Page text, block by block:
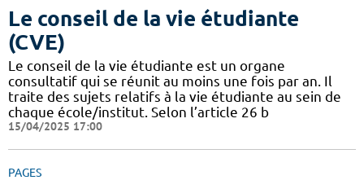
Le conseil de la vie étudiante
(CVE)
Le conseil de la vie étudiante est un organe
consultatif qui se réunit au moins une fois par an. Il
traite des sujets relatifs à la vie étudiante au sein de
chaque école/institut. Selon l’article 26 b
15/04/2025 17:00
PAGES